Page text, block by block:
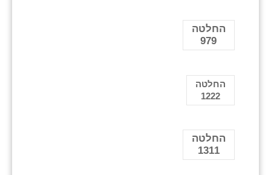
החלטה
979
החלטה
1222
החלטה
1311